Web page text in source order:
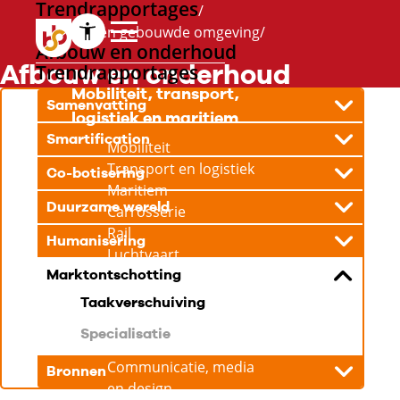
Trendrapportages
Mobiliteit, transport,
logistiek en maritiem
Mobiliteit
Transport en logistiek
Maritiem
Carrosserie
Rail
Luchtvaart
Communicatie, media
en design
Trendrapportages
Techniek en gebouwde omgeving
Afbouw en onderhoud
Afbouw en onderhoud
Samenvatting
Smartification
Co-botisering
Duurzame wereld
Humanisering
Marktontschotting
Taakverschuiving
Specialisatie
Bronnen